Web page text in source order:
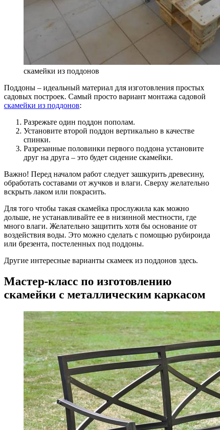
скамейки из поддонов
Поддоны – идеальный материал для изготовления простых
садовых построек. Самый просто вариант монтажа садовой
скамейки из поддонов:
Разрежьте один поддон пополам.
Установите второй поддон вертикально в качестве
спинки.
Разрезанные половинки первого поддона установите
друг на друга – это будет сидение скамейки.
Важно! Перед началом работ следует зашкурить древесину,
обработать составами от жучков и влаги. Сверху желательно
вскрыть лаком или покрасить.
Для того чтобы такая скамейка прослужила как можно
дольше, не устанавливайте ее в низинной местности, где
много влаги. Желательно защитить хотя бы основание от
воздействия воды. Это можно сделать с помощью рубироида
или брезента, постеленных под поддоны.
Другие интересные варианты скамеек из поддонов здесь.
Мастер-класс по изготовлению
скамейки с металлическим каркасом